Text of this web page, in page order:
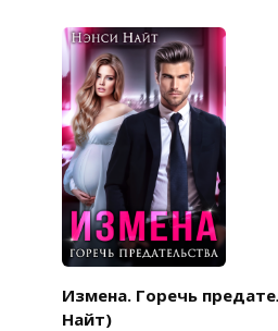
Измена. Горечь
Найт)